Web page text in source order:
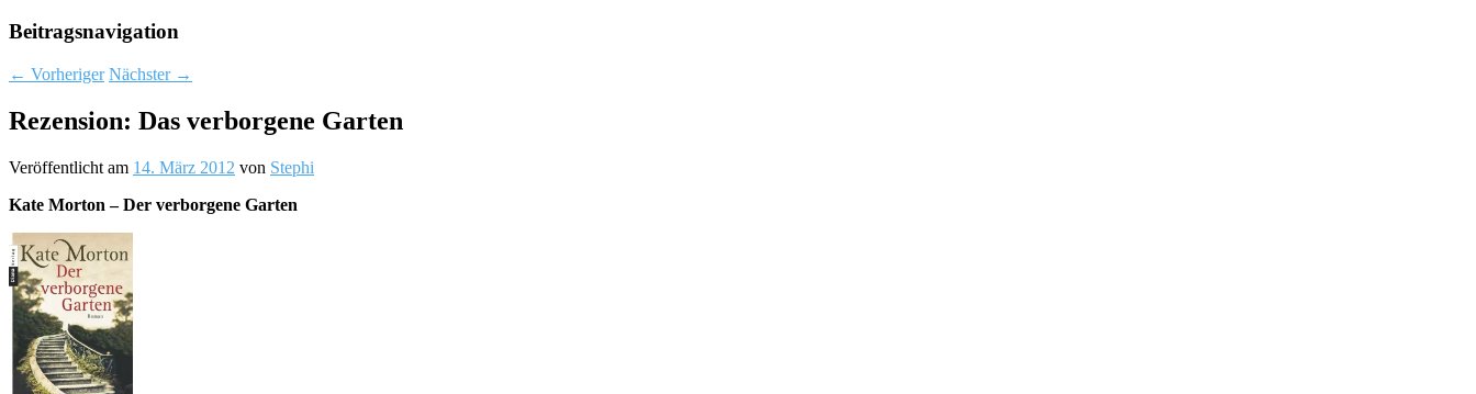
Beitragsnavigation
← Vorheriger Nächster →
Rezension: Das verborgene Garten
Veröffentlicht am 14. März 2012 von Stephi
Kate Morton – Der verborgene Garten